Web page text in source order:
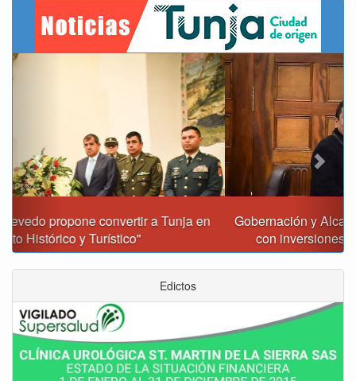
Gobernación y Alcaldía de Tunja revisan 120 proyectos
con inversiones superiores a $385.000 millones
Next
Edictos